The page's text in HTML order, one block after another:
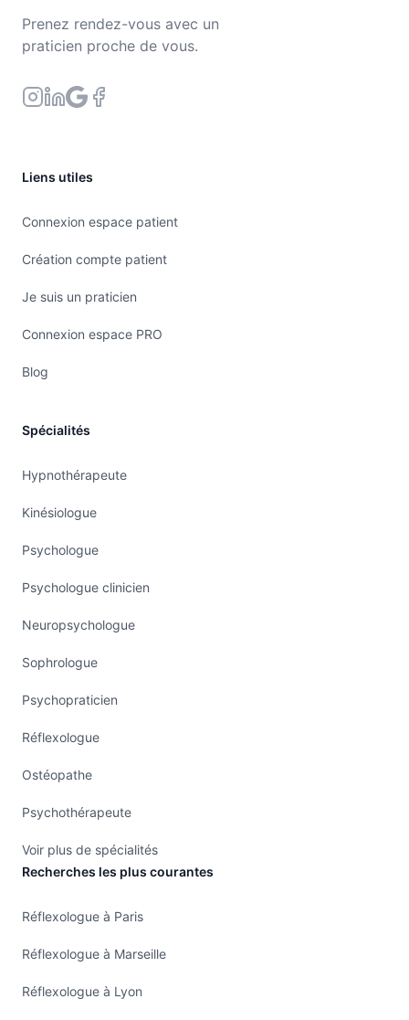
Prenez rendez-vous avec un
praticien proche de vous.
Liens utiles
Connexion espace patient
Création compte patient
Je suis un praticien
Connexion espace PRO
Blog
Spécialités
Hypnothérapeute
Kinésiologue
Psychologue
Psychologue clinicien
Neuropsychologue
Sophrologue
Psychopraticien
Réflexologue
Ostéopathe
Psychothérapeute
Voir plus de spécialités
Recherches les plus courantes
Réflexologue à Paris
Réflexologue à Marseille
Réflexologue à Lyon